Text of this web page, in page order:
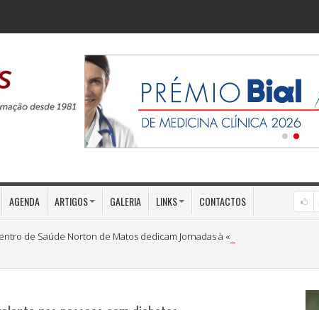
AGENDA ARTIGOS GALERIA LINKS CONTACTOS
de Saúde Norton de Matos dedicam Jornadas à «Medicina Preventiva»